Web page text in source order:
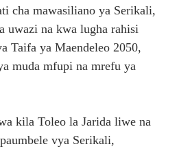
cha mawasiliano ya Serikali,
uwazi na kwa lugha rahisi
Taifa ya Maendeleo 2050,
muda mfupi na mrefu ya
kila Toleo la Jarida liwe na
vya Serikali,